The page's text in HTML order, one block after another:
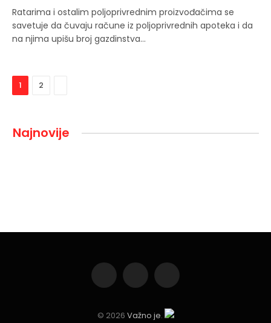
Ratarima i ostalim poljoprivrednim proizvođačima se
savetuje da čuvaju račune iz poljoprivrednih apoteka i da
na njima upišu broj gazdinstva…
1 2
Najnovije
Facebook Instagram YouTube
© 2026 Važno je.